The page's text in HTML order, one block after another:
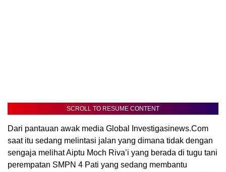
SCROLL TO RESUME CONTENT
Dari pantauan awak media Global Investigasinews.Com
saat itu sedang melintasi jalan yang dimana tidak dengan
sengaja melihat Aiptu Moch Riva’i yang berada di tugu tani
perempatan SMPN 4 Pati yang sedang membantu